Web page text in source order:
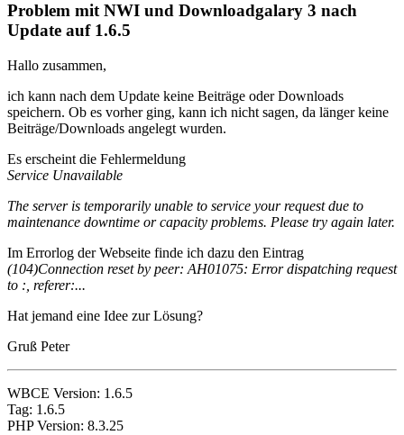
Problem mit NWI und Downloadgalary 3 nach
Update auf 1.6.5
Hallo zusammen,
ich kann nach dem Update keine Beiträge oder Downloads
speichern. Ob es vorher ging, kann ich nicht sagen, da länger keine
Beiträge/Downloads angelegt wurden.
Es erscheint die Fehlermeldung
Service Unavailable
The server is temporarily unable to service your request due to
maintenance downtime or capacity problems. Please try again later.
Im Errorlog der Webseite finde ich dazu den Eintrag
(104)Connection reset by peer: AH01075: Error dispatching request
to :, referer:...
Hat jemand eine Idee zur Lösung?
Gruß Peter
WBCE Version: 1.6.5
Tag: 1.6.5
PHP Version: 8.3.25